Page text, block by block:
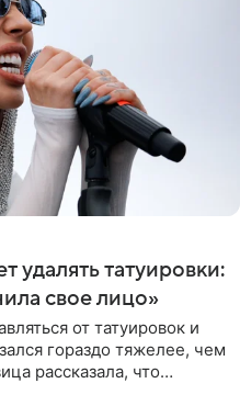
удалять татуировки:
свое лицо»
от татуировок и
гораздо тяжелее, чем
рассказала, что